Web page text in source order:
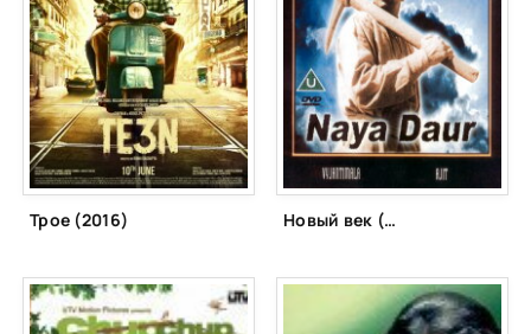
Трое (2016) Новый век (1957)